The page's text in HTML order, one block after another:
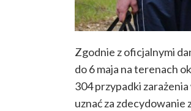
Zgodnie z oficjalnymi
do 6 maja na terenach
304 przypadki
uznać za